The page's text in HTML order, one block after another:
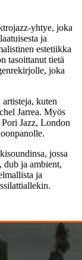
yhtye, joka
ja
estetiikka
tasoittanut tietä
joka
kuten
Jarrea. Myös
Jazz, London
jossa
dub ja ambient,
ja